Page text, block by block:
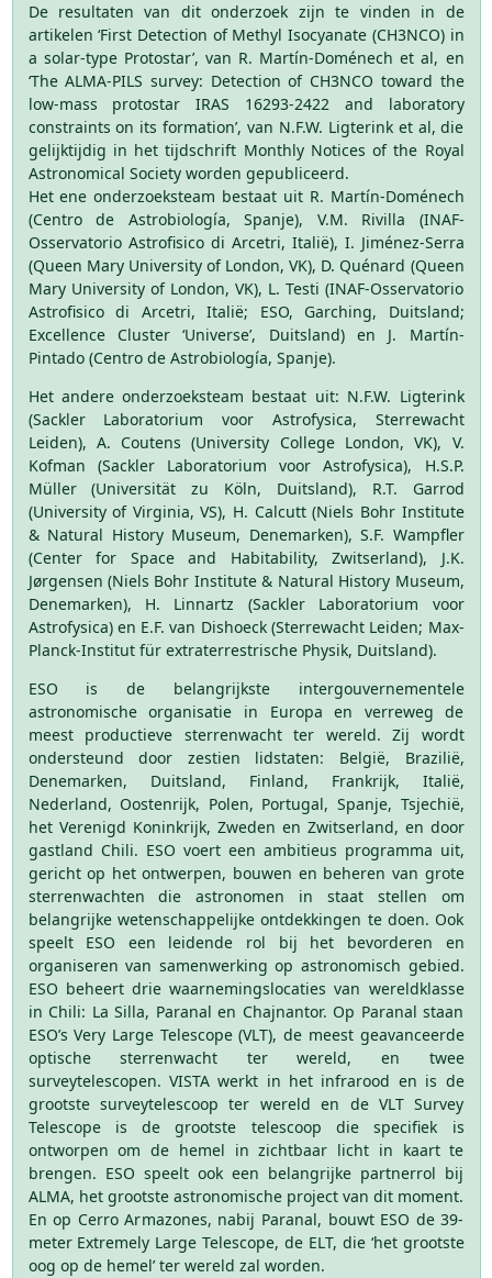
De resultaten van dit onderzoek zijn te vinden in de
artikelen ‘First Detection of Methyl Isocyanate (CH3NCO) in
a solar-type Protostar’, van R. Martín-Doménech et al, en
‘The ALMA-PILS survey: Detection of CH3NCO toward the
low-mass protostar IRAS 16293-2422 and laboratory
constraints on its formation’, van N.F.W. Ligterink et al, die
gelijktijdig in het tijdschrift Monthly Notices of the Royal
Astronomical Society worden gepubliceerd.
Het ene onderzoeksteam bestaat uit R. Martín-Doménech
(Centro de Astrobiología, Spanje), V.M. Rivilla (INAF-
Osservatorio Astrofisico di Arcetri, Italië), I. Jiménez-Serra
(Queen Mary University of London, VK), D. Quénard (Queen
Mary University of London, VK), L. Testi (INAF-Osservatorio
Astrofisico di Arcetri, Italië; ESO, Garching, Duitsland;
Excellence Cluster ‘Universe’, Duitsland) en J. Martín-
Pintado (Centro de Astrobiología, Spanje).
Het andere onderzoeksteam bestaat uit: N.F.W. Ligterink
(Sackler Laboratorium voor Astrofysica, Sterrewacht
Leiden), A. Coutens (University College London, VK), V.
Kofman (Sackler Laboratorium voor Astrofysica), H.S.P.
Müller (Universität zu Köln, Duitsland), R.T. Garrod
(University of Virginia, VS), H. Calcutt (Niels Bohr Institute
& Natural History Museum, Denemarken), S.F. Wampfler
(Center for Space and Habitability, Zwitserland), J.K.
Jørgensen (Niels Bohr Institute & Natural History Museum,
Denemarken), H. Linnartz (Sackler Laboratorium voor
Astrofysica) en E.F. van Dishoeck (Sterrewacht Leiden; Max-
Planck-Institut für extraterrestrische Physik, Duitsland).
ESO is de belangrijkste intergouvernementele
astronomische organisatie in Europa en verreweg de
meest productieve sterrenwacht ter wereld. Zij wordt
ondersteund door zestien lidstaten: België, Brazilië,
Denemarken, Duitsland, Finland, Frankrijk, Italië,
Nederland, Oostenrijk, Polen, Portugal, Spanje, Tsjechië,
het Verenigd Koninkrijk, Zweden en Zwitserland, en door
gastland Chili. ESO voert een ambitieus programma uit,
gericht op het ontwerpen, bouwen en beheren van grote
sterrenwachten die astronomen in staat stellen om
belangrijke wetenschappelijke ontdekkingen te doen. Ook
speelt ESO een leidende rol bij het bevorderen en
organiseren van samenwerking op astronomisch gebied.
ESO beheert drie waarnemingslocaties van wereldklasse
in Chili: La Silla, Paranal en Chajnantor. Op Paranal staan
ESO’s Very Large Telescope (VLT), de meest geavanceerde
optische sterrenwacht ter wereld, en twee
surveytelescopen. VISTA werkt in het infrarood en is de
grootste surveytelescoop ter wereld en de VLT Survey
Telescope is de grootste telescoop die specifiek is
ontworpen om de hemel in zichtbaar licht in kaart te
brengen. ESO speelt ook een belangrijke partnerrol bij
ALMA, het grootste astronomische project van dit moment.
En op Cerro Armazones, nabij Paranal, bouwt ESO de 39-
meter Extremely Large Telescope, de ELT, die ‘het grootste
oog op de hemel’ ter wereld zal worden.